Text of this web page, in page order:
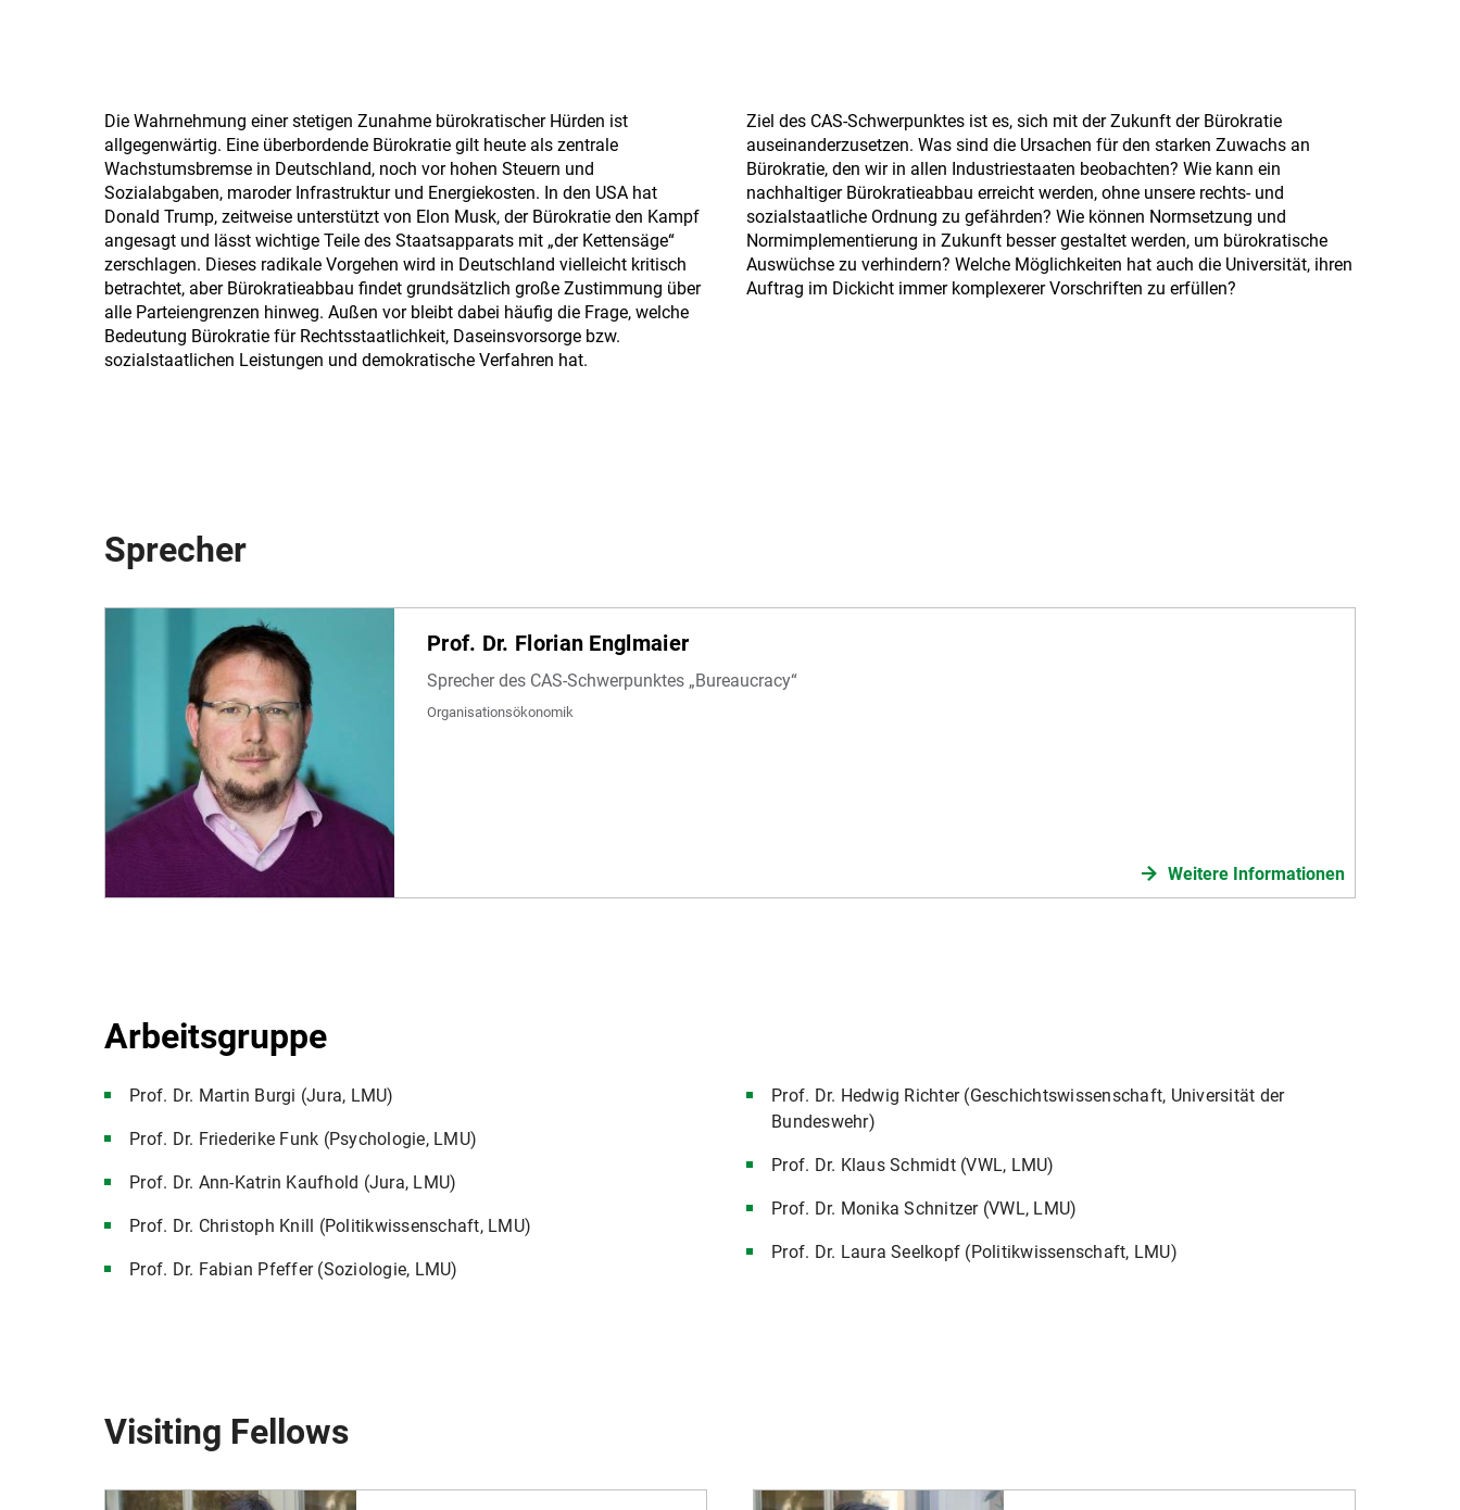
Die Wahrnehmung einer stetigen Zunahme bürokratischer Hürden ist
allgegenwärtig. Eine überbordende Bürokratie gilt heute als zentrale
Wachstumsbremse in Deutschland, noch vor hohen Steuern und
Sozialabgaben, maroder Infrastruktur und Energiekosten. In den USA hat
Donald Trump, zeitweise unterstützt von Elon Musk, der Bürokratie den Kampf
angesagt und lässt wichtige Teile des Staatsapparats mit „der Kettensäge“
zerschlagen. Dieses radikale Vorgehen wird in Deutschland vielleicht kritisch
betrachtet, aber Bürokratieabbau findet grundsätzlich große Zustimmung über
alle Parteiengrenzen hinweg. Außen vor bleibt dabei häufig die Frage, welche
Bedeutung Bürokratie für Rechtsstaatlichkeit, Daseinsvorsorge bzw.
sozialstaatlichen Leistungen und demokratische Verfahren hat.
Ziel des CAS-Schwerpunktes ist es, sich mit der Zukunft der Bürokratie
auseinanderzusetzen. Was sind die Ursachen für den starken Zuwachs an
Bürokratie, den wir in allen Industriestaaten beobachten? Wie kann ein
nachhaltiger Bürokratieabbau erreicht werden, ohne unsere rechts- und
sozialstaatliche Ordnung zu gefährden? Wie können Normsetzung und
Normimplementierung in Zukunft besser gestaltet werden, um bürokratische
Auswüchse zu verhindern? Welche Möglichkeiten hat auch die Universität, ihren
Auftrag im Dickicht immer komplexerer Vorschriften zu erfüllen?
Sprecher
Prof. Dr. Florian Englmaier
Sprecher des CAS-Schwerpunktes „Bureaucracy“
Organisationsökonomik
Weitere Informationen
Arbeitsgruppe
Prof. Dr. Martin Burgi (Jura, LMU)
Prof. Dr. Friederike Funk (Psychologie, LMU)
Prof. Dr. Ann-Katrin Kaufhold (Jura, LMU)
Prof. Dr. Christoph Knill (Politikwissenschaft, LMU)
Prof. Dr. Fabian Pfeffer (Soziologie, LMU)
Prof. Dr. Hedwig Richter (Geschichtswissenschaft, Universität der
Bundeswehr)
Prof. Dr. Klaus Schmidt (VWL, LMU)
Prof. Dr. Monika Schnitzer (VWL, LMU)
Prof. Dr. Laura Seelkopf (Politikwissenschaft, LMU)
Visiting Fellows